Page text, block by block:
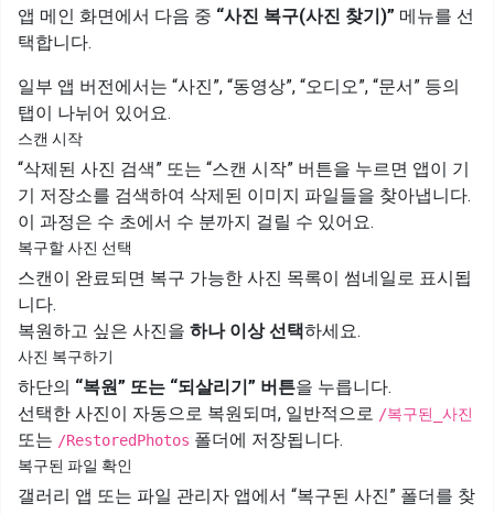
앱 메인 화면에서 다음 중 “사진 복구(사진 찾기)” 메뉴를 선
택합니다.
일부 앱 버전에서는 “사진”, “동영상”, “오디오”, “문서” 등의
탭이 나뉘어 있어요.
스캔 시작
“삭제된 사진 검색” 또는 “스캔 시작” 버튼을 누르면 앱이 기
기 저장소를 검색하여 삭제된 이미지 파일들을 찾아냅니다.
이 과정은 수 초에서 수 분까지 걸릴 수 있어요.
복구할 사진 선택
스캔이 완료되면 복구 가능한 사진 목록이 썸네일로 표시됩
니다.
복원하고 싶은 사진을 하나 이상 선택하세요.
사진 복구하기
하단의 “복원” 또는 “되살리기” 버튼을 누릅니다.
선택한 사진이 자동으로 복원되며, 일반적으로 /복구된_사진
또는 /RestoredPhotos 폴더에 저장됩니다.
복구된 파일 확인
갤러리 앱 또는 파일 관리자 앱에서 “복구된 사진” 폴더를 찾